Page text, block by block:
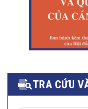
TRA CỨU